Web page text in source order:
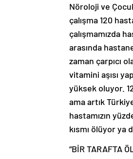
Nöroloji ve
çalışma 120
çalışmamızda
arasında
zaman çarpıcı
vitamini aşısı
yüksek oluyor.
ama artık
hastamızın
kısmı ölüyor ya
“BİR TARAFTA